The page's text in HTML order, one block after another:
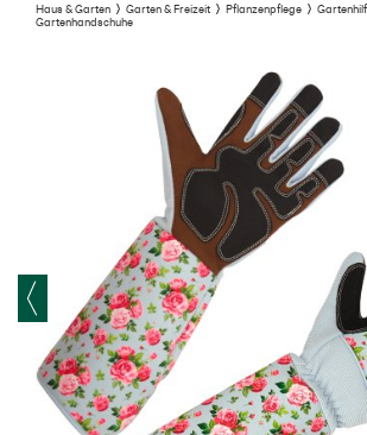
Haus & Garten Garten & Freizeit Pflanzenpflege
Gartenhandschuhe